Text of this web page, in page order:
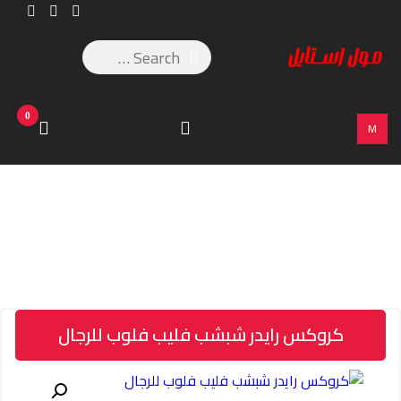
M
0
كروكس رايدر شبشب فليب فلوب للرجال